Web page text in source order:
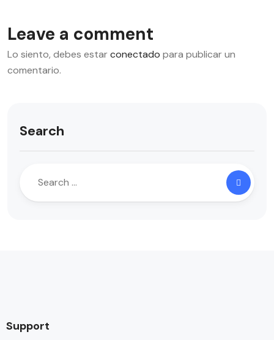
Leave a comment
Lo siento, debes estarconectado para publicar un
comentario.
Search
Support